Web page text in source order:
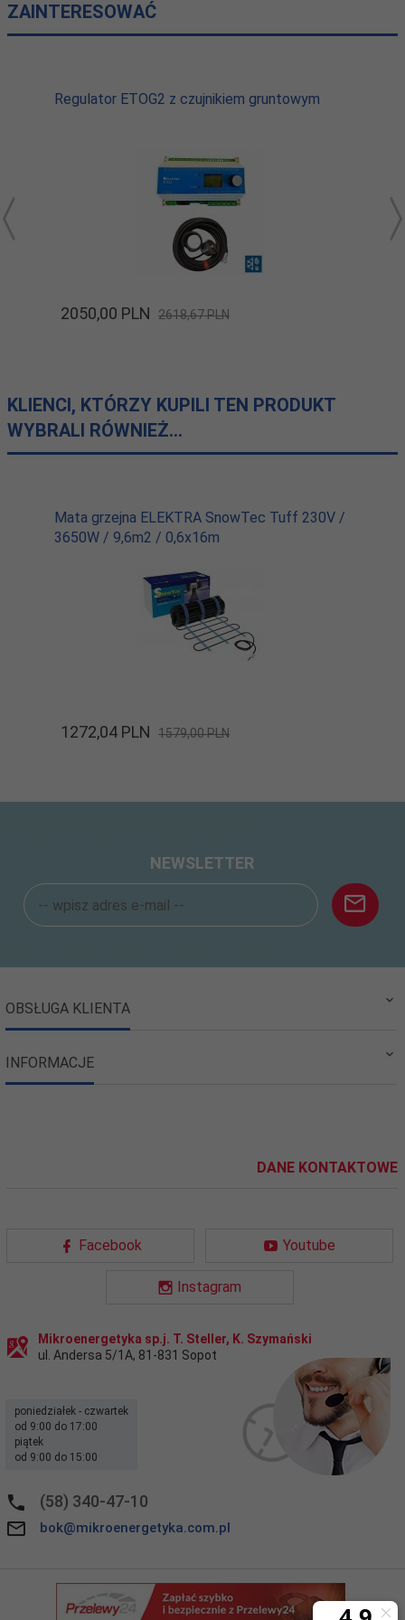
ZAINTERESOWAĆ
Regulator ETOG2 z czujnikiem gruntowym
2050,00 PLN 2618,67 PLN
KLIENCI, KTÓRZY KUPILI TEN PRODUKT
WYBRALI RÓWNIEŻ...
Mata grzejna ELEKTRA SnowTec Tuff 230V /
3650W / 9,6m2 / 0,6x16m
1272,04 PLN 1579,00 PLN
NEWSLETTER
OBSŁUGA KLIENTA
INFORMACJE
DANE KONTAKTOWE
Facebook Youtube
Instagram
Mikroenergetyka sp.j. T. Steller, K. Szymański
ul. Andersa 5/1A, 81-831 Sopot
poniedziałek - czwartek
od 9:00 do 17:00
piątek
od 9:00 do 15:00
(58) 340-47-10
bok@mikroenergetyka.com.pl